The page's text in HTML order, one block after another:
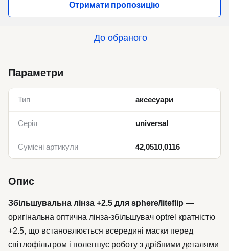
Отримати пропозицію
До обраного
Параметри
Тип аксесуари
Серія universal
Сумісні артикули 42,0510,0116
Опис
Збільшувальна лінза +2.5 для sphere/liteflip —
оригінальна оптична лінза-збільшувач optrel кратністю
+2.5, що встановлюється всередині маски перед
світлофільтром і полегшує роботу з дрібними деталями